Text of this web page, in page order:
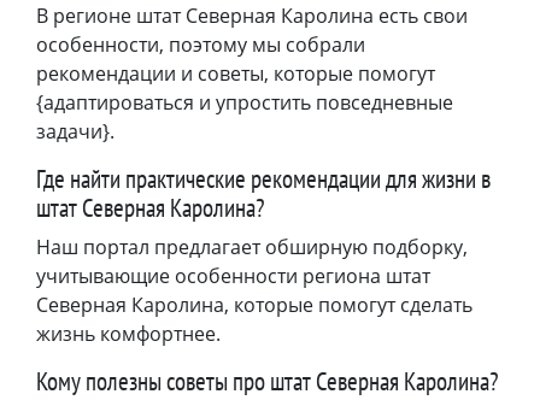
В регионе штат Северная Каролина есть свои
особенности, поэтому мы собрали
рекомендации и советы, которые помогут
{адаптироваться и упростить повседневные
задачи}.
Где найти практические рекомендации для жизни в
штат Северная Каролина?
Наш портал предлагает обширную подборку,
учитывающие особенности региона штат
Северная Каролина, которые помогут сделать
жизнь комфортнее.
Кому полезны советы про штат Северная Каролина?